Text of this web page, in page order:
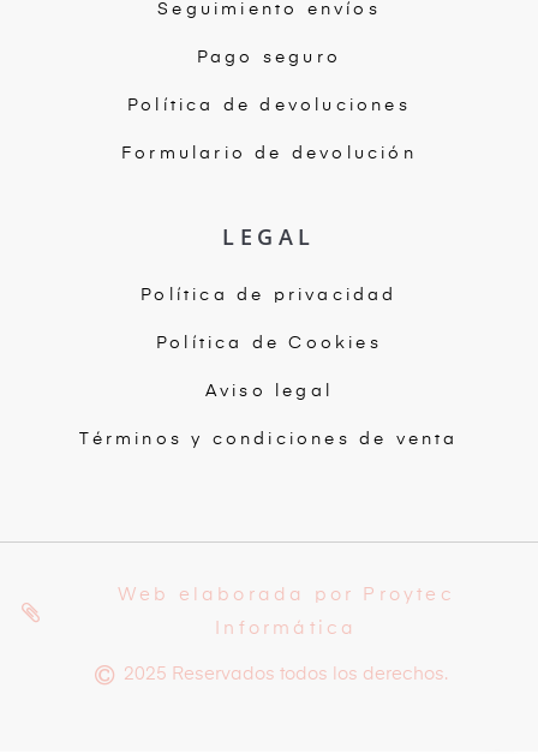
Seguimiento envíos
Pago seguro
Política de devoluciones
Formulario de devolución
LEGAL
Política de privacidad
Política de Cookies
Aviso legal
Términos y condiciones de venta
Web elaborada por Proytec
Informática
2025 Reservados todos los derechos.